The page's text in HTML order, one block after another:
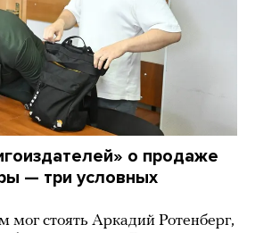
о продаже
— три условных
мог стоять Аркадий Ротенберг,